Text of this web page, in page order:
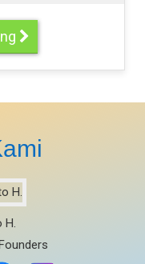
H.